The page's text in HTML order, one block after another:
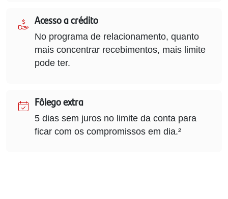
Acesso a crédito
No programa de relacionamento, quanto
mais concentrar recebimentos, mais limite
pode ter.
Fôlego extra
5 dias sem juros no limite da conta para
ficar com os compromissos em dia.²